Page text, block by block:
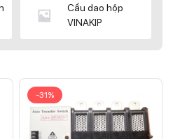
Cầu dao hộp
VINAKIP
-31%